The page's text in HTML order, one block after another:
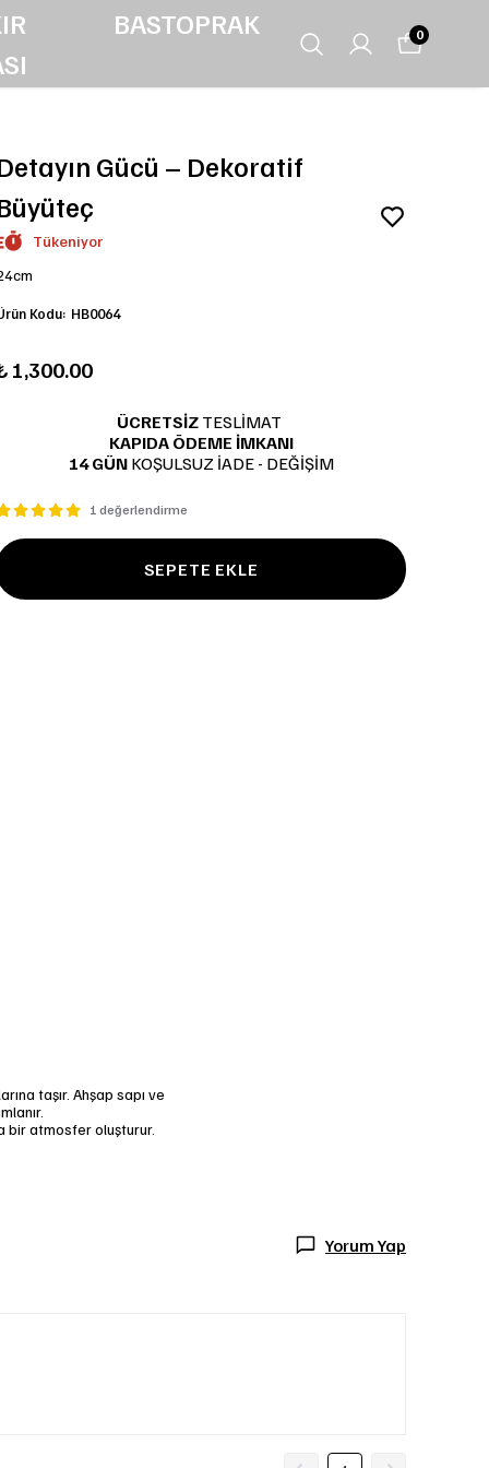
BASTOPRAK 0
Gücü – Dekoratif
Tükeniyor
Kodu: HB0064
1,300.00
ÜCRETSİZ TESLİMAT
KAPIDA ÖDEME İMKANI
14 GÜNKOŞULSUZ İADE - DEĞİŞİM
1 değerlendirme
SEPETE EKLE
taşır. Ahşap sapı ve
bir atmosfer oluşturur.
Yorum Yap